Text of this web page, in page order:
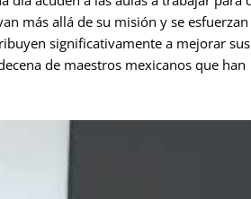
más allá de su misión y se
significativamente a mejorar sus
de maestros mexicanos que han